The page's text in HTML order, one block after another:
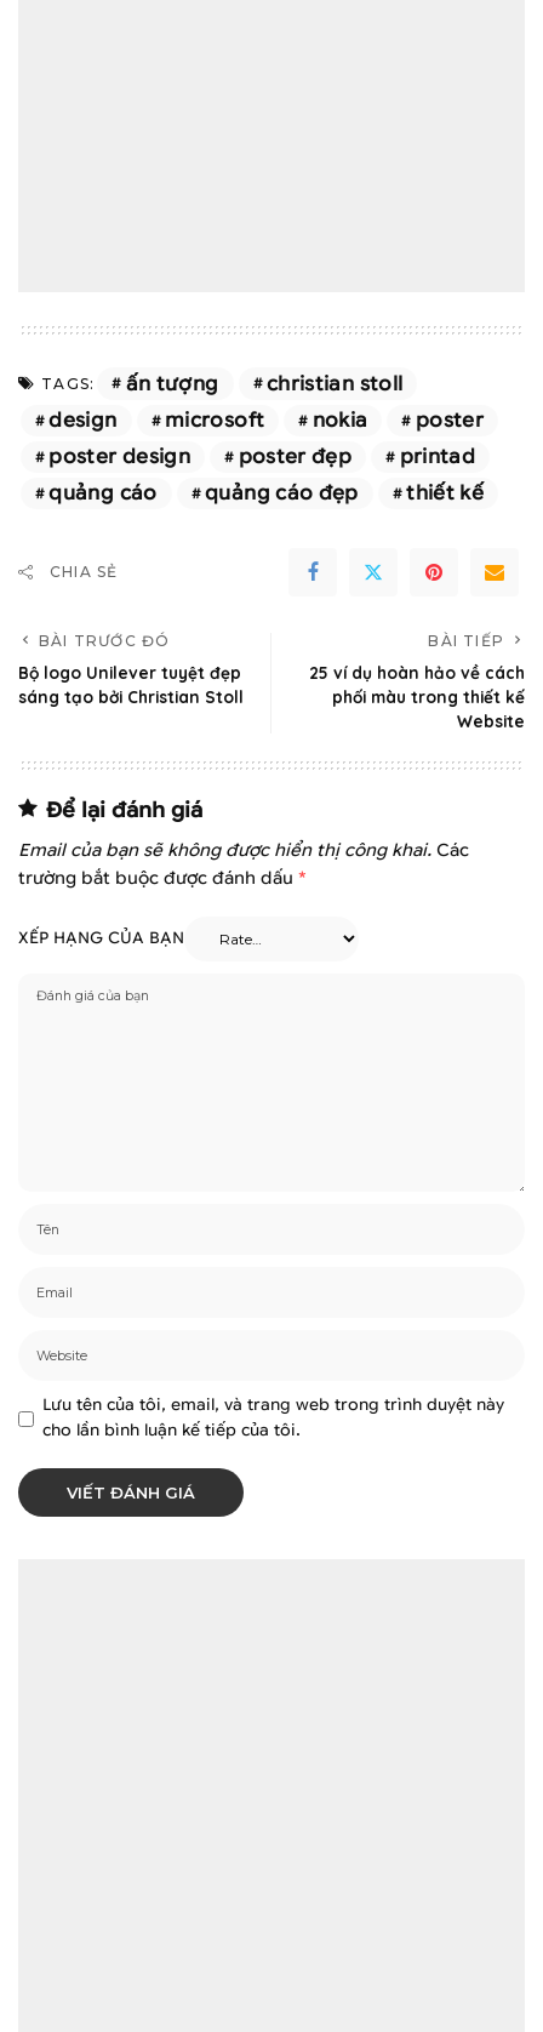
TAGS: ấn tượng
christian stoll
design
microsoft nokia
poster
poster design
poster đẹp
printad
quảng cáo
quảng cáo đẹp thiết kế
CHIA SẺ
BÀI TRƯỚC ĐÓ
Bộ logo Unilever tuyệt đẹp
sáng tạo bởi Christian Stoll
BÀI TIẾP
25 ví dụ hoàn hảo về cách
phối màu trong thiết kế
Website
Để lại đánh giá
Email của bạn sẽ không được hiển thị công khai. Các
trường bắt buộc được đánh dấu *
XẾP HẠNG CỦA BẠN
Lưu tên của tôi, email, và trang web trong trình duyệt này
cho lần bình luận kế tiếp của tôi.